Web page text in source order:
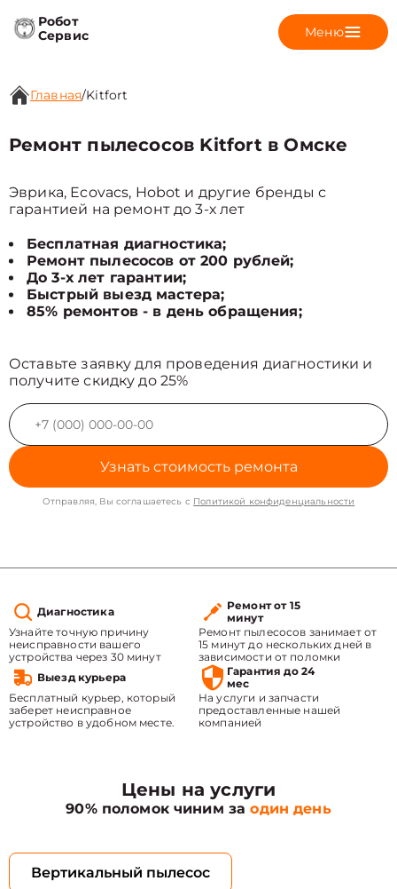
Робот
Сервис
Меню
Главная/Kitfort
Ремонт пылесосов Kitfort в Омске
Эврика, Ecovacs, Hobot и другие бренды с
гарантией на ремонт до 3-х лет
Бесплатная диагностика;
Ремонт пылесосов от 200 рублей;
До 3-х лет гарантии;
Быстрый выезд мастера;
85% ремонтов - в день обращения;
Оставьте заявку для проведения диагностики и
получите скидку до 25%
Узнать стоимость ремонта
Отправляя, Вы соглашаетесь с Политикой конфиденциальности
Диагностика
Узнайте точную причину
неисправности вашего
устройства через 30 минут
Ремонт от 15
минут
Ремонт пылесосов занимает от
15 минут до нескольких дней в
зависимости от поломки
Выезд курьера
Бесплатный курьер, который
заберет неисправное
устройство в удобном месте.
Гарантия до 24
мес
На услуги и запчасти
предоставленные нашей
компанией
Цены на услуги
90% поломок чиним заодин день
Вертикальный пылесос